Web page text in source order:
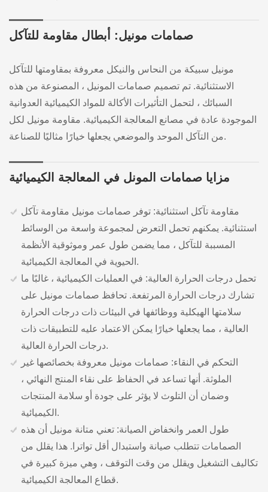
صمامات مونيل: أبطال مقاومة للتآكل
مونيل سبيكة من النحاس والنيكل معروفة بمقاومتها للتآكل
الاستثنائية. تم تصميم صمامات المونيل ، المصنوعة من هذه
السبائك ، لتحمل التأثيرات الأكالة للمواد الكيميائية العدوانية
الموجودة عادة في مصانع المعالجة الكيميائية. مقاومة مونيل لكل
من التآكل الموحد والموضعي يجعلها خيارًا مثاليًا للصناعة.
مزايا صمامات المونل في المعالجة الكيميائية
مقاومة تآكل استثنائية: توفر صمامات مونيل مقاومة تآكل
استثنائية. يمكنهم تحمل التعرض لمجموعة واسعة من الوسائط
المسببة للتآكل ، مما يضمن طول عمر وموثوقية الأنظمة
الحيوية في المعالجة الكيميائية.
تحمل درجات الحرارة العالية: في العمليات الكيميائية ، غالبًا ما
تشارك درجات الحرارة المرتفعة. تحافظ صمامات مونيل على
سلامتها الهيكلية ووظائفها في البيئات ذات درجات الحرارة
العالية ، مما يجعلها خيارًا يمكن الاعتماد عليه للتطبيقات ذات
درجات الحرارة العالية.
التحكم في النقاء: صمامات مونيل معروفة بخصائصها غير
الملوثة. أنها تساعد في الحفاظ على نقاء المنتج النهائي ،
وضمان أن التلوث لا يؤثر على جودة أو سلامة المنتجات
الكيميائية.
طول العمر وانخفاض الصيانة: تعني متانة مونيل أن هذه
الصمامات تتطلب صيانة واستبدال أقل تواترا. هذا يقلل من
تكاليف التشغيل ويقلل من وقت التوقف ، وهي ميزة كبيرة في
قطاع المعالجة الكيميائية.